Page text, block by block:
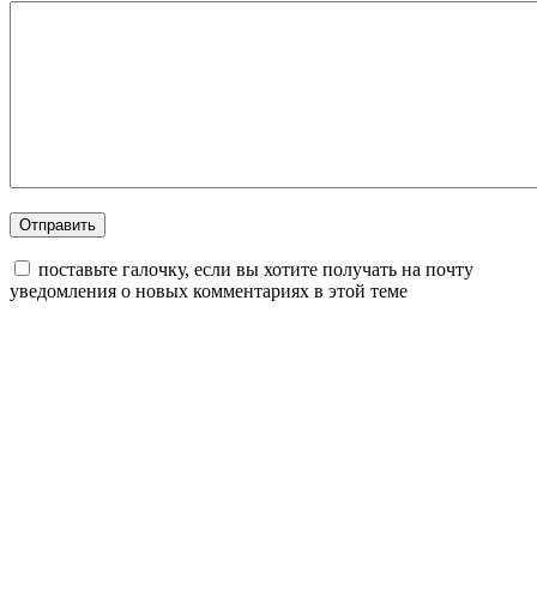
поставьте галочку, если вы хотите получать на почту
уведомления о новых комментариях в этой теме